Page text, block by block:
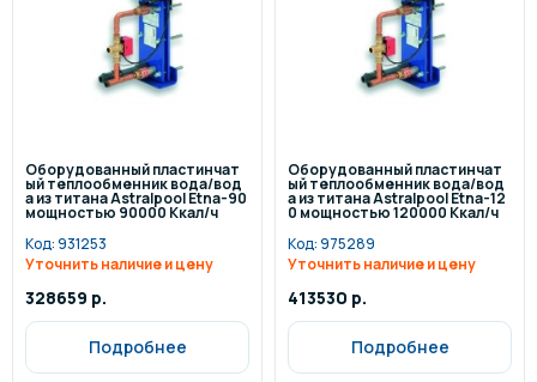
Оборудованный пластинчат
ый теплообменник вода/вод
а из титана Astralpool Etna-90
мощностью 90000 Ккал/ч
Код:931253
Уточнить наличие и цену
328659 р.
Подробнее
Оборудованный пластинчат
ый теплообменник вода/вод
а из титана Astralpool Etna-12
0 мощностью 120000 Ккал/ч
Код:975289
Уточнить наличие и цену
413530 р.
Подробнее